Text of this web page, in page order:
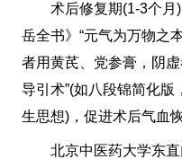
术后修复期(1-3个月)
岳全书》“元气为万物之
者用黄芪、党参膏，阴
导引术”(如八段锦简化版
生思想)，促进术后气血恢
北京中医药大学东直